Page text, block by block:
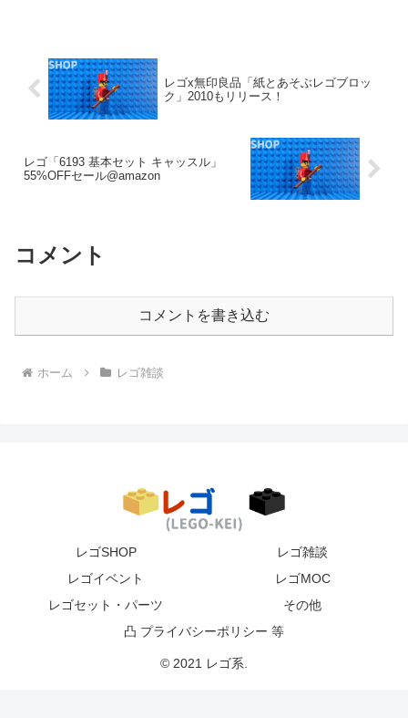
レゴx無印良品「紙とあそぶレゴブロッ
ク」2010もリリース！
レゴ「6193 基本セット キャッスル」
55%OFFセール@amazon
コメント
コメントを書き込む
ホーム レゴ雑談
レゴSHOP
レゴ雑談
レゴイベント
レゴMOC
レゴセット・パーツ
その他
凸 プライバシーポリシー 等
© 2021 レゴ系.